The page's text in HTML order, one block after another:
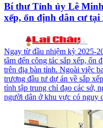
Bí thư Tỉnh ủy Lê
xếp, ổn định dân cư tại
Ngay từ đầu nhiệm kỳ 2025-
tâm đến công tác sắp xếp, ổn
trên địa bàn tỉnh. Ngoài việc
trương đầu tư dự án về sắp
tỉnh tập trung chỉ đạo các sở,
người dân ở khu vực có nguy